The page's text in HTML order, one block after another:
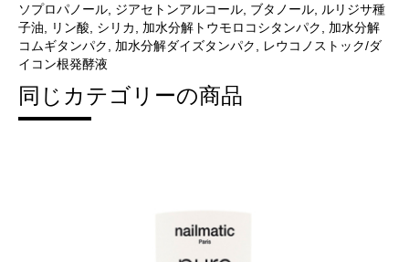
ソプロパノール, ジアセトンアルコール, ブタノール, ルリジサ種
子油, リン酸, シリカ, 加水分解トウモロコシタンパク, 加水分解
コムギタンパク, 加水分解ダイズタンパク, レウコノストック/ダ
イコン根発酵液
同じカテゴリーの商品